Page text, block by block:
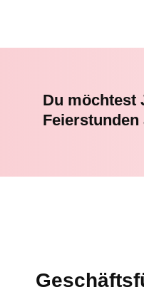
Du möchtest